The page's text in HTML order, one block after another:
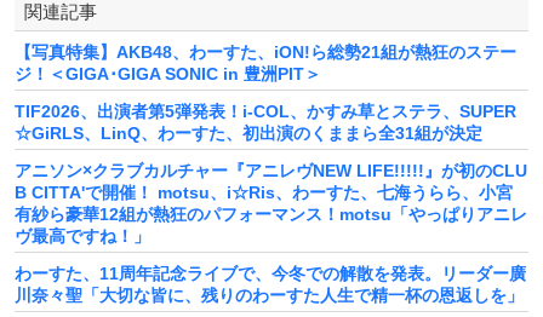
関連記事
【写真特集】AKB48、わーすた、iON!ら総勢21組が熱狂のステー
ジ！＜GIGA･GIGA SONIC in 豊洲PIT＞
TIF2026、出演者第5弾発表！i-COL、かすみ草とステラ、SUPER
☆GiRLS、LinQ、わーすた、初出演のくままら全31組が決定
アニソン×クラブカルチャー『アニレヴNEW LIFE!!!!!』が初のCLU
B CITTA'で開催！ motsu、i☆Ris、わーすた、七海うらら、小宮
有紗ら豪華12組が熱狂のパフォーマンス！motsu「やっぱりアニレ
ヴ最高ですね！」
わーすた、11周年記念ライブで、今冬での解散を発表。リーダー廣
川奈々聖「大切な皆に、残りのわーすた人生で精一杯の恩返しを」